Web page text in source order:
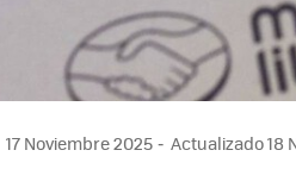
17 Noviembre 2025 Actualizado 18